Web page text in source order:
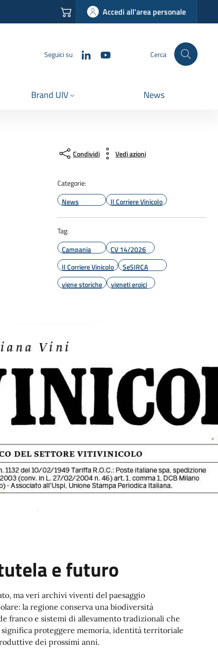
Accedi all'area personale
Seguici su LinkedIn Cerca
Brand UIV News
Condividi Vedi azioni
Categorie:
News
Il Corriere Vinicolo
Tag:
Campania
CV 14/2026
Il Corriere Vinicolo
SeSIRCA
vigne storiche
vigneti eroici
e futuro
ma veri archivi viventi del paesaggio
la regione conserva una biodiversità
franco e sistemi di allevamento tradizionali che
proteggere memoria, identità territoriale
dei prossimi anni.